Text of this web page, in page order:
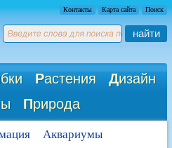
Контакты Карта сайта Поиск
найти
Растения Дизайн
Природа
Аквариумы